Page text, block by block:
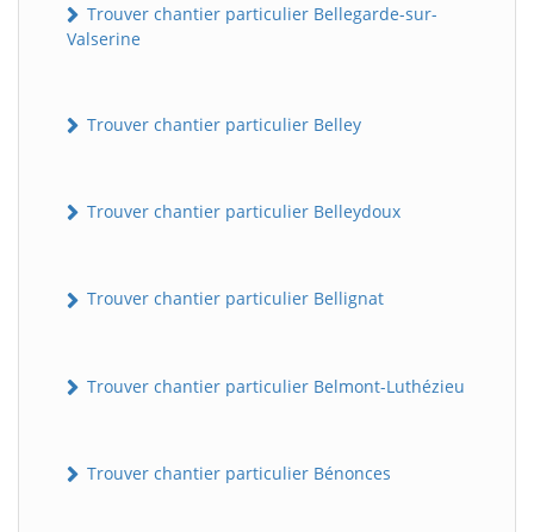
Trouver chantier particulier Bellegarde-sur-
Valserine
Trouver chantier particulier Belley
Trouver chantier particulier Belleydoux
Trouver chantier particulier Bellignat
Trouver chantier particulier Belmont-Luthézieu
Trouver chantier particulier Bénonces